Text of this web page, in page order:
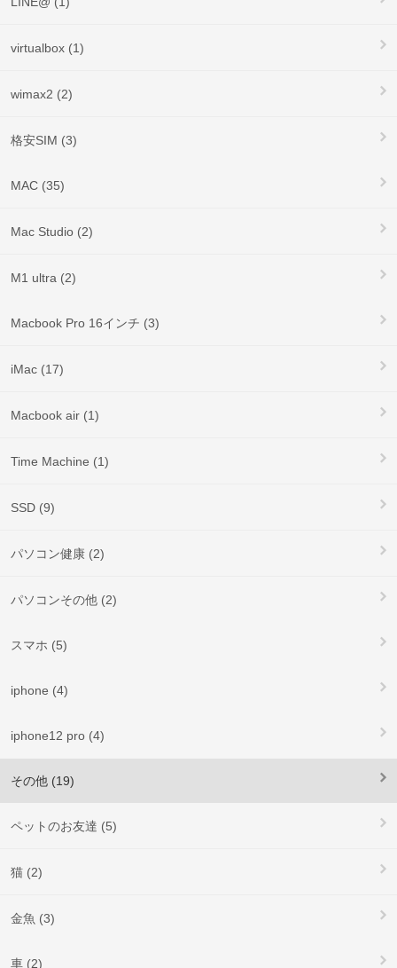
virtualbox (1)
wimax2 (2)
格安SIM (3)
MAC (35)
Mac Studio (2)
M1 ultra (2)
Macbook Pro 16インチ (3)
iMac (17)
Macbook air (1)
Time Machine (1)
SSD (9)
パソコン健康 (2)
パソコンその他 (2)
スマホ (5)
iphone (4)
iphone12 pro (4)
その他 (19)
ペットのお友達 (5)
猫 (2)
金魚 (3)
車 (2)